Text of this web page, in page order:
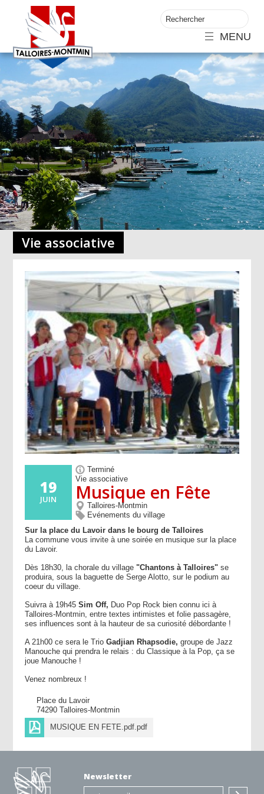
MENU
Vie associative
19
JUIN
Terminé
Vie associative
Musique en Fête
Talloires-Montmin
Evénements du village
Sur la place du Lavoir dans le bourg de Talloires
La commune vous invite à une soirée en musique sur la place
du Lavoir.
Dès 18h30, la chorale du village "Chantons à Talloires" se
produira, sous la baguette de Serge Alotto, sur le podium au
coeur du village.
Suivra à 19h45Sim Off, Duo Pop Rock bien connu ici à
Talloires-Montmin, entre textes intimistes et folie passagère,
ses influences sont à la hauteur de sa curiosité débordante !
A 21h00 ce sera le TrioGadjian Rhapsodie,groupe de Jazz
Manouche qui prendra le relais : du Classique à la Pop, ça se
joue Manouche !
Venez nombreux !
Place du Lavoir
74290 Talloires-Montmin
MUSIQUE EN FETE.pdf.pdf
Newsletter